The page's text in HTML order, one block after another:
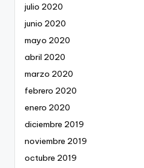
julio 2020
junio 2020
mayo 2020
abril 2020
marzo 2020
febrero 2020
enero 2020
diciembre 2019
noviembre 2019
octubre 2019